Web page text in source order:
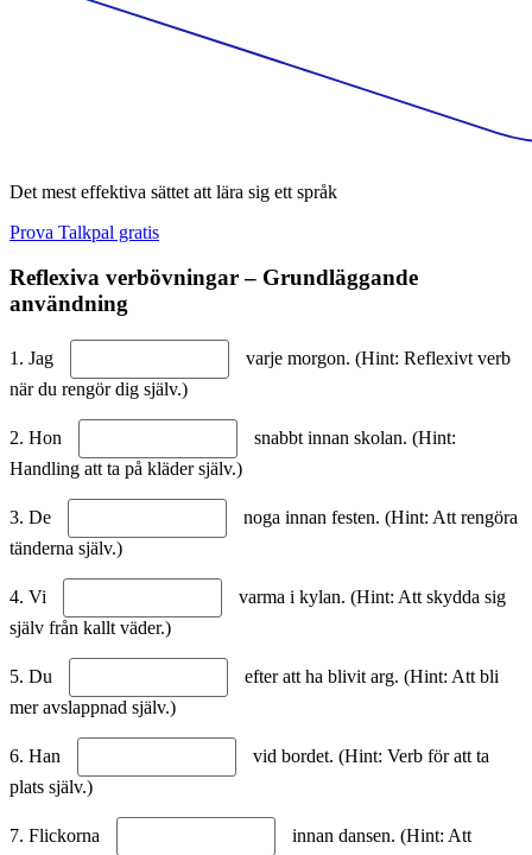
Det mest effektiva sättet att lära sig ett språk
Prova Talkpal gratis
Reflexiva verbövningar – Grundläggande
användning
1. Jag
varje morgon. (Hint: Reflexivt verb
när du rengör dig själv.)
2. Hon
snabbt innan skolan. (Hint:
Handling att ta på kläder själv.)
3. De
noga innan festen. (Hint: Att rengöra
tänderna själv.)
4. Vi
varma i kylan. (Hint: Att skydda sig
själv från kallt väder.)
5. Du
efter att ha blivit arg. (Hint: Att bli
mer avslappnad själv.)
6. Han
vid bordet. (Hint: Verb för att ta
plats själv.)
7. Flickorna
innan dansen. (Hint: Att